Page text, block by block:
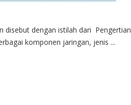
disebut dengan istilah dari Pengertian
komponen jaringan, jenis ...